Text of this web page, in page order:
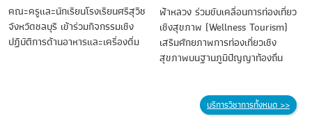
คณะครูและนักเรียนโรงเรียนศรีสุวิช
จังหวัดชลบุรี เข้าร่วมกิจกรรมเชิง
ปฏิบัติการด้านอาหารและเครื่องดื่ม
ฟ้าหลวง ร่วมขับเคลื่อนการท่องเที่ยว
เชิงสุขภาพ (Wellness Tourism)
เสริมศักยภาพการท่องเที่ยวเชิง
สุขภาพบนฐานภูมิปัญญาท้องถิ่น
บริการวิชาการทั้งหมด >>